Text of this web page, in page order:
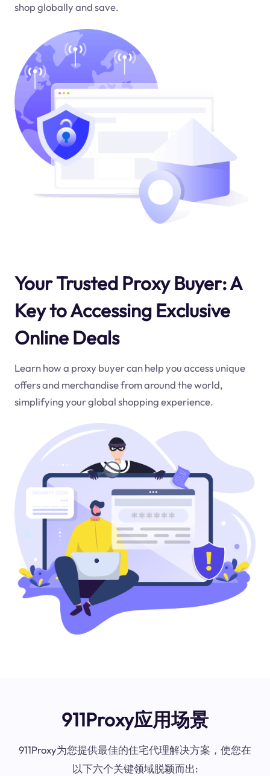
shop globally and save.
Your Trusted Proxy Buyer: A
Key to Accessing Exclusive
Online Deals
Learn how a proxy buyer can help you access unique
offers and merchandise from around the world,
simplifying your global shopping experience.
911Proxy应用场景
911Proxy为您提供最佳的住宅代理解决方案，使您在
以下六个关键领域脱颖而出: